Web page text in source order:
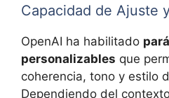
Capacidad de Ajuste
OpenAI ha habilitado
personalizables que
coherencia, tono y estilo
Dependiendo del